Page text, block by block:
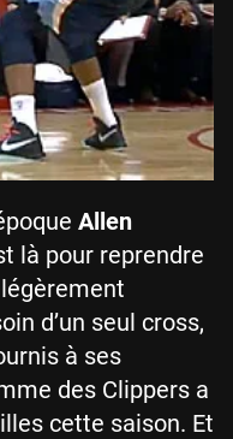
Allen
là pour reprendre
d’un seul cross,
à ses
des Clippers a
cette saison. Et